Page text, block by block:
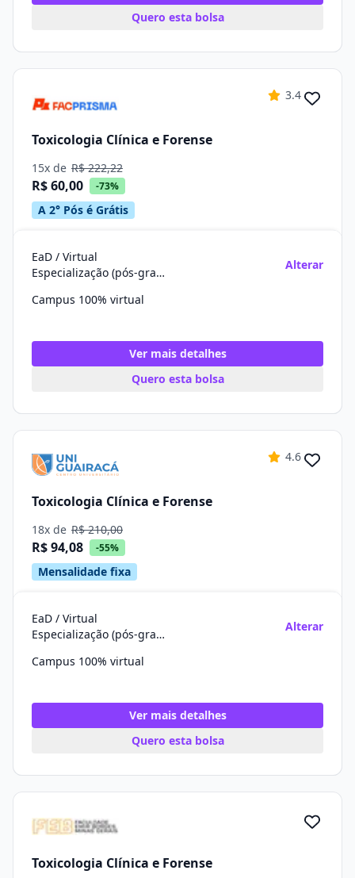
Quero esta bolsa
3.4
Toxicologia Clínica e Forense
15x de R$ 222,22
R$ 60,00 -73%
A 2° Pós é Grátis
EaD / Virtual
Especialização (pós-graduação)
Alterar
Campus 100% virtual
Ver mais detalhes
Quero esta bolsa
4.6
Toxicologia Clínica e Forense
18x de R$ 210,00
R$ 94,08 -55%
Mensalidade fixa
EaD / Virtual
Especialização (pós-graduação)
Alterar
Campus 100% virtual
Ver mais detalhes
Quero esta bolsa
Toxicologia Clínica e Forense